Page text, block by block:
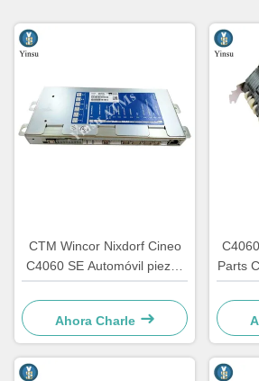
CTM Wincor Nixdorf Cineo
C4060 SE Automóvil piezas
electrónicas especiales
1750147868
Ahora Charle
Parts